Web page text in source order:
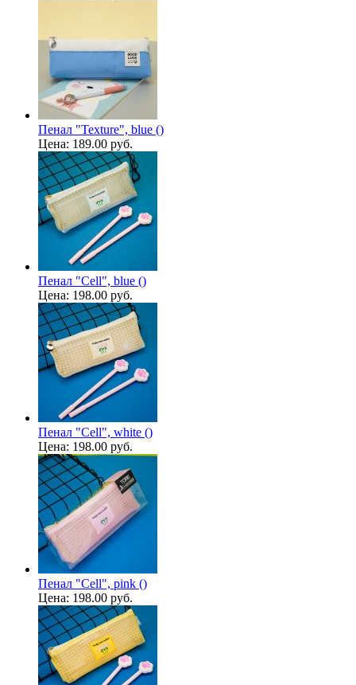
Пенал "Texture", blue ()
Цена: 189.00 руб.
Пенал "Cell", blue ()
Цена: 198.00 руб.
Пенал "Cell", white ()
Цена: 198.00 руб.
Пенал "Cell", pink ()
Цена: 198.00 руб.